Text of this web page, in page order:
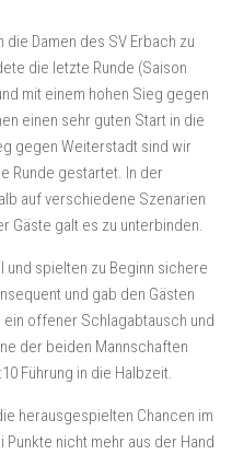
Damen des SV Erbach zu
die letzte Runde (Saison
mit einem hohen Sieg gegen
einen sehr guten Start in die
gegen Weiterstadt sind wir
Runde gestartet. In der
auf verschiedene Szenarien
Gäste galt es zu unterbinden.
und spielten zu Beginn sichere
und gab den Gästen
offener Schlagabtausch und
der beiden Mannschaften
Führung in die Halbzeit.
herausgespielten Chancen im
nicht mehr aus der Hand